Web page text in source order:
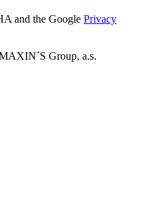
and the Google Privacy
Group, a.s.